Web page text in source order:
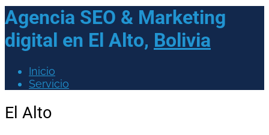
Agencia SEO & Marketing
digital en El Alto, Bolivia
Inicio
Servicio
El Alto